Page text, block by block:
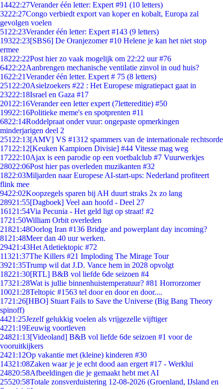
14422:27Verander één letter: Expert #91 (10 letters)
3222:27Congo verbiedt export van koper en kobalt, Europa zal
gevolgen voelen
51 22:23Verander één letter: Expert #143 (9 letters)
19322:23[SBS6] De Oranjezomer #10 Helene je kan het niet stop
ermee
18222:22Post hier zo vaak mogelijk om 22:22 uur #76
6422:22Aanbrengen mechanische ventilatie zinvol in oud huis?
1622:21Verander één letter. Expert # 75 (8 letters)
251 22:20Asielzoekers #22 : Het Europese migratiepact gaat in
23222:18Israel en Gaza #17
201 22:16Verander een letter expert (7lettereditie) #50
19922:16Politieke meme's en spotprenten #11
6822:14Roddelpraat onder vuur: ongepaste opmerkingen
minderjarigen deel 2
251 22:13[AMV] VS #1312 spammers van de internationale rechtsorde
171 22:12[Keuken Kampioen Divisie] #44 Vitesse mag weg
17222:10Ajax is een parodie op een voetbalclub #7 Vuurwerkjes
28022:06Post hier pas overleden muzikanten #32
1822:03Miljarden naar Europese AI-start-ups: Nederland profiteert
flink mee
9422:02Koopzegels sparen bij AH duurt straks 2x zo lang
28921:55[Dagboek] Veel aan hoofd - Deel 27
161 21:54Via Pecunia - Het geld ligt op straat! #2
1721:50William Orbit overleden
21821:48Oorlog Iran #136 Bridge and powerplant day incoming?
81 21:48Meer dan 40 uur werken.
29421:43Het Atletiektopic #72
11321:37The Killers #21 Imploding The Mirage Tour
3921:35Trump wil dat J.D. Vance hem in 2028 opvolgt
18221:30[RTL] B&B vol liefde 6de seizoen #4
17321:28Wat is jullie binnenhuistemperatuur? #81 Horrorzomer
10021:28Teltopic #1563 tel door en door en door....
1721:26[HBO] Stuart Fails to Save the Universe (Big Bang Theory
spinoff)
4421:25Jezelf gelukkig voelen als vrijgezelle vijftiger
4221:19Eeuwig voortleven
24821:13[Videoland] B&B vol liefde 6de seizoen #1 voor de
vooruitkijkers
2421:12Op vakantie met (kleine) kinderen #30
14321:08Zaken waar je je echt dood aan ergert #17 - Werklui
24820:58Afbeeldingen die je gemaakt hebt met AI
25520:58Totale zonsverduistering 12-08-2026 (Groenland, IJsland en